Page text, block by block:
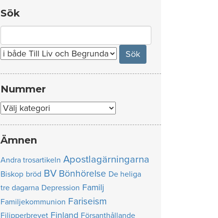
Sök
for:
Nummer
Nummer
Ämnen
Andra trosartikeln Apostlagärningarna
Biskop bröd BV Bönhörelse De heliga
tre dagarna Depression Familj
Familjekommunion Fariseism
Filipperbrevet Finland Försanthållande